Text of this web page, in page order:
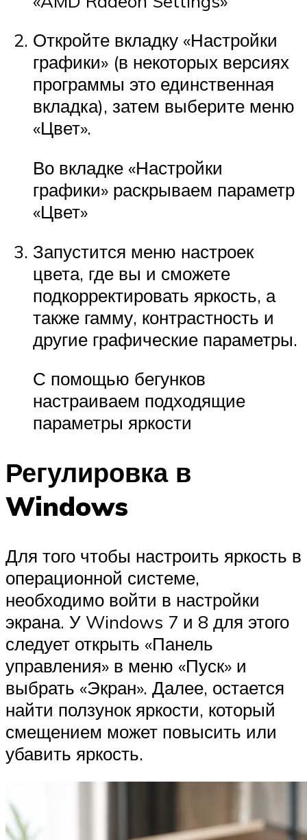
Откройте вкладку «Настройки
графики» (в некоторых версиях
программы это единственная
вкладка), затем выберите меню
«Цвет».
Во вкладке «Настройки
графики» раскрываем параметр
«Цвет»
Запустится меню настроек
цвета, где вы и сможете
подкорректировать яркость, а
также гамму, контрастность и
другие графические параметры.
С помощью бегунков
настраиваем подходящие
параметры яркости
Регулировка в
Windows
Для того чтобы настроить яркость в
операционной системе,
необходимо войти в настройки
экрана. У Windows 7 и 8 для этого
следует открыть «Панель
управления» в меню «Пуск» и
выбрать «Экран». Далее, остается
найти ползунок яркости, который
смещением может повысить или
убавить яркость.